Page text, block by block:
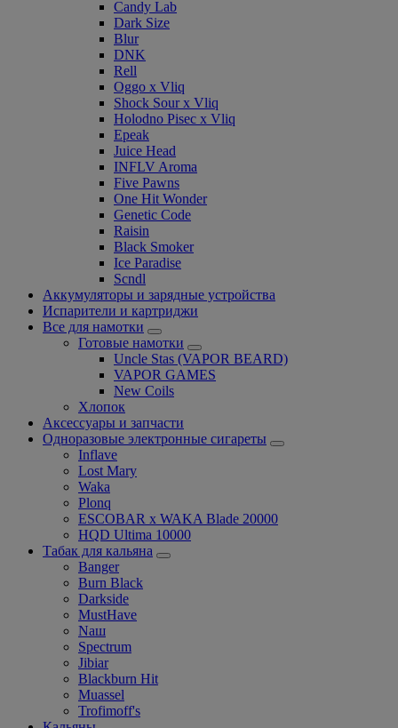
Candy Lab
Dark Size
Blur
DNK
Rell
Oggo x Vliq
Shock Sour x Vliq
Holodno Pisec x Vliq
Epeak
Juice Head
INFLV Aroma
Five Pawns
One Hit Wonder
Genetic Code
Raisin
Black Smoker
Ice Paradise
Scndl
Аккумуляторы и зарядные устройства
Испарители и картриджи
Все для намотки
Готовые намотки
Uncle Stas (VAPOR BEARD)
VAPOR GAMES
New Coils
Хлопок
Аксессуары и запчасти
Одноразовые электронные сигареты
Inflave
Lost Mary
Waka
Plonq
ESCOBAR x WAKA Blade 20000
HQD Ultima 10000
Табак для кальяна
Banger
Burn Black
Darkside
MustHave
Nаш
Spectrum
Jibiar
Blackburn Hit
Muassel
Trofimoff's